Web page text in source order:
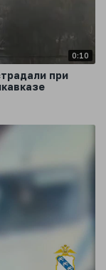
0:10
при